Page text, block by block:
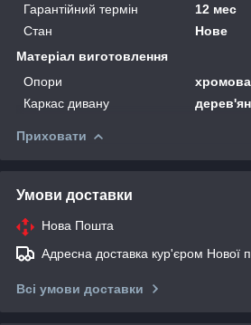
Гарантійний термін
12 мес
Стан
Нове
Матеріал виготовлення
Опори
Каркас дивану
Приховати
Умови доставки
Нова Пошта
Адресна доставка кур'єром Нової
Всі умови доставки